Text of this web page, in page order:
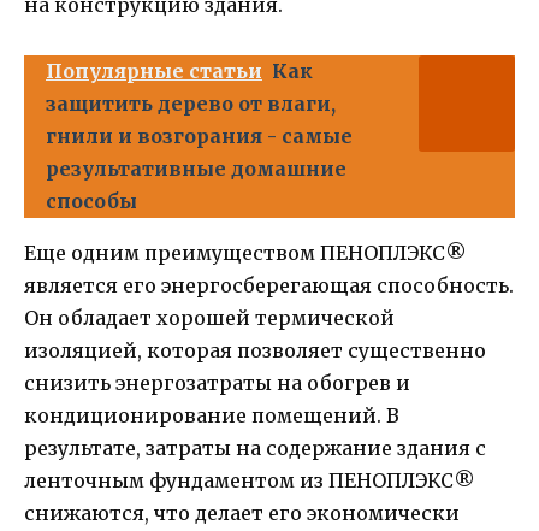
на конструкцию здания.
Популярные статьи Как
защитить дерево от влаги,
гнили и возгорания - самые
результативные домашние
способы
Еще одним преимуществом ПЕНОПЛЭКС®
является его энергосберегающая способность.
Он обладает хорошей термической
изоляцией, которая позволяет существенно
снизить энергозатраты на обогрев и
кондиционирование помещений. В
результате, затраты на содержание здания с
ленточным фундаментом из ПЕНОПЛЭКС®
снижаются, что делает его экономически